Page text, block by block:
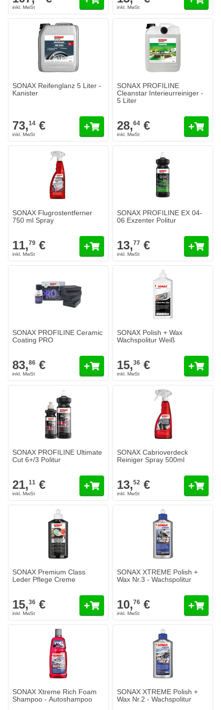
SONAX Reifenglanz 5 Liter -
Kanister
73,14 €
SONAX PROFILINE
Cleanstar Interieurreiniger -
5 Liter
28,64 €
SONAX Flugrostentferner
750 ml Spray
11,79 €
Heute versendet
SONAX PROFILINE EX 04-
06 Exzenter Politur
13,77 €
SONAX PROFILINE Ceramic
Coating PRO
83,86 €
SONAX Polish + Wax
Wachspolitur Weiß
15,36 €
SONAX PROFILINE Ultimate Cut 6+/3 Politur
Heute versendet
SONAX PROFILINE Ultimate
Cut 6+/3 Politur
21,11 €
SONAX Cabrioverdeck
Reiniger Spray 500ml
13,52 €
SONAX Premium Class
Leder Pflege Creme
15,36 €
SONAX XTREME Polish +
Wax Nr.3 - Wachspolitur
10,76 €
SONAX Xtreme Rich Foam
Shampoo - Autoshampoo
SONAX XTREME Polish +
Wax Nr.2 - Wachspolitur